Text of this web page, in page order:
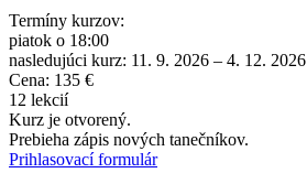
Termíny kurzov:
piatok o 18:00
nasledujúci kurz: 11. 9. 2026 – 4. 12. 2026
Cena: 135 €
12 lekcií
Kurz je otvorený.
Prebieha zápis nových tanečníkov.
Prihlasovací formulár